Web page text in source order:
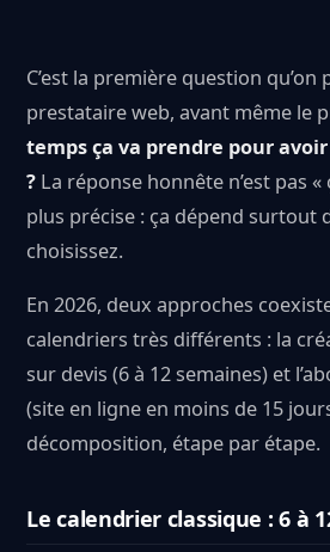
C’est la première question qu’on
prestataire web, avant même le
temps ça va prendre pour
? La réponse honnête n’est pas «
plus précise : ça dépend surtout
choisissez.
En 2026, deux approches
calendriers très différents : la
sur devis (6 à 12 semaines) et
(site en ligne en moins de 15
décomposition, étape par étape.
Le calendrier classique : 6 à